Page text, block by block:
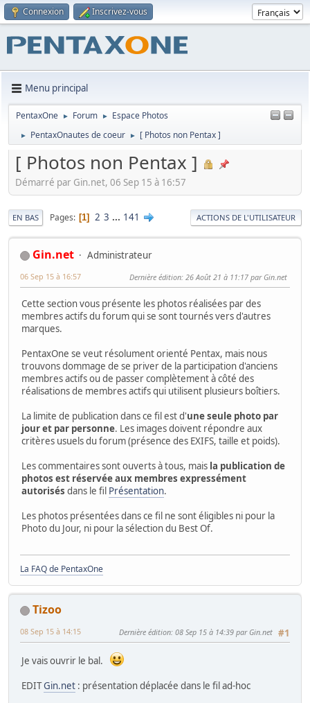
Connexion Inscrivez-vous
Menu principal
PentaxOne ► Forum ► Espace Photos
► PentaxOnautes de coeur ► [ Photos non Pentax ]
[ Photos non Pentax ]
Démarré par Gin.net, 06 Sep 15 à 16:57
EN BAS Pages 1 2 3 ... 141 ACTIONS DE L'UTILISATEUR
Gin.net Administrateur
06 Sep 15 à 16:57 Dernière édition: 26 Août 21 à 11:17 par Gin.net
Cette section vous présente les photos réalisées par des
membres actifs du forum qui se sont tournés vers d'autres
marques.
PentaxOne se veut résolument orienté Pentax, mais nous
trouvons dommage de se priver de la participation d'anciens
membres actifs ou de passer complètement à côté des
réalisations de membres actifs qui utilisent plusieurs boîtiers.
La limite de publication dans ce fil est d'une seule photo par
jour et par personne. Les images doivent répondre aux
critères usuels du forum (présence des EXIFS, taille et poids).
Les commentaires sont ouverts à tous, mais la publication de
photos est réservée aux membres expressément
autorisés dans le fil Présentation.
Les photos présentées dans ce fil ne sont éligibles ni pour la
Photo du Jour, ni pour la sélection du Best Of.
La FAQ de PentaxOne
Tizoo
#1
08 Sep 15 à 14:15 Dernière édition: 08 Sep 15 à 14:39 par Gin.net
Je vais ouvrir le bal.
EDITGin.net : présentation déplacée dans le fil ad-hoc